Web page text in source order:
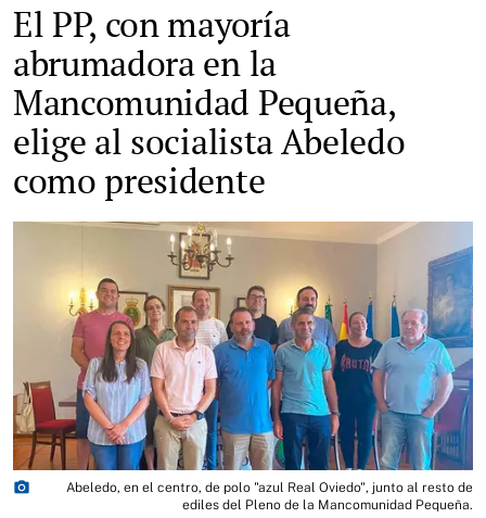
El PP, con mayoría
abrumadora en la
Mancomunidad Pequeña,
elige al socialista Abeledo
como presidente
photo_camera
Abeledo, en el centro, de polo "azul Real Oviedo", junto al resto de
ediles del Pleno de la Mancomunidad Pequeña.